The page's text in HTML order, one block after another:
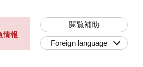
情報
閲覧補助
Foreign language